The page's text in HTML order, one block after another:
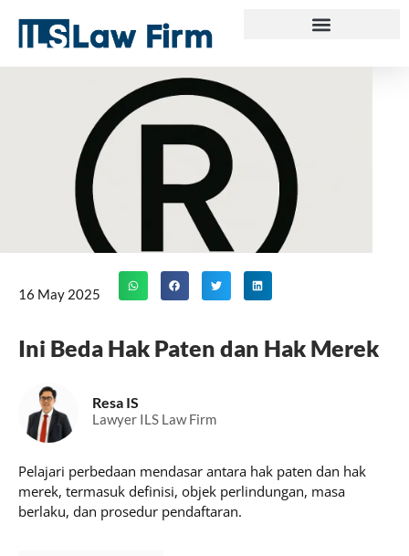
content
16 May 2025
Ini Beda Hak Paten dan Hak Merek
Resa IS
Lawyer ILS Law Firm
Pelajari perbedaan mendasar antara hak paten dan hak
merek, termasuk definisi, objek perlindungan, masa
berlaku, dan prosedur pendaftaran.